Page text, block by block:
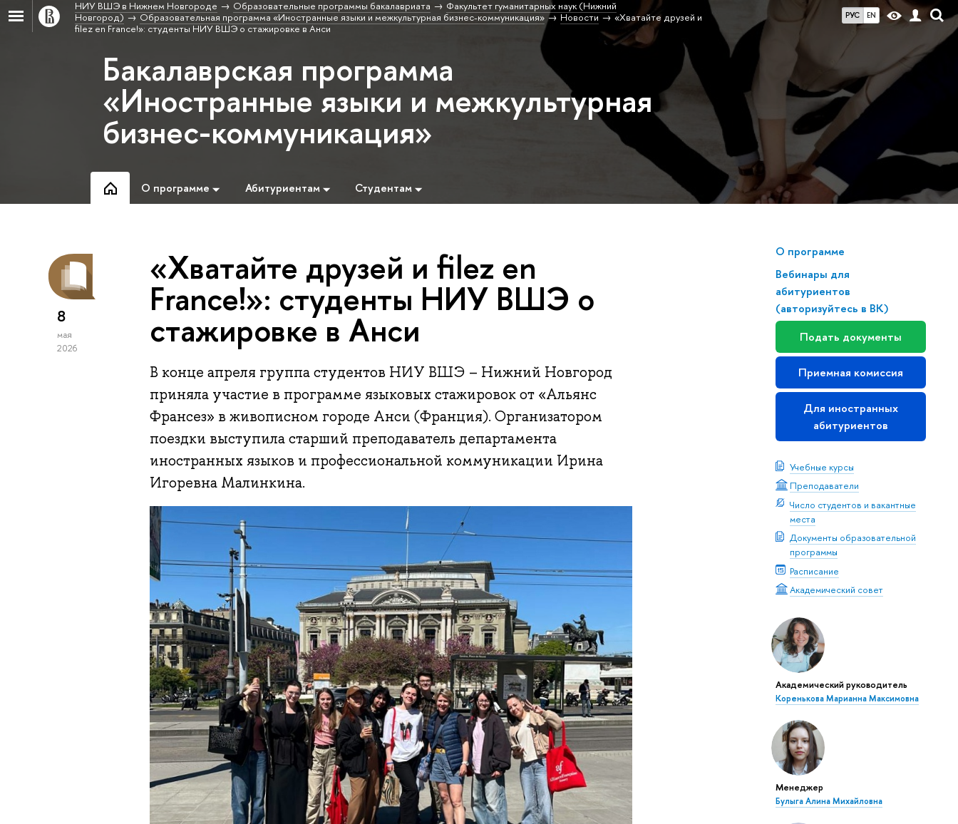
РУС EN
НИУ ВШЭ в Нижнем Новгороде Образовательные программы бакалавриата
Факультет гуманитарных наук (Нижний
Новгород)
Образовательная программа «Иностранные языки и межкультурная бизнес-коммуникация» Новости
«Хватайте друзей и
filez en France!»: студенты НИУ ВШЭ о стажировке в Анси
Бакалаврская программа
«Иностранные языки и межкультурная
бизнес-коммуникация»
О программе Абитуриентам Студентам
О программе
Вебинары для
абитуриентов
(авторизуйтесь в ВК)
Подать документы
Приемная комиссия
Для иностранных
абитуриентов
Учебные курсы
Преподаватели
Число студентов и вакантные
места
Документы образовательной
программы
Расписание
Академический совет
Академический руководитель
Коренькова Марианна Максимовна
Менеджер
Булыга Алина Михайловна
8
мая
2026
«Хватайте друзей и filez en
France!»: студенты НИУ ВШЭ о
стажировке в Анси
В конце апреля группа студентов НИУ ВШЭ – Нижний Новгород
приняла участие в программе языковых стажировок от «Альянс
Франсез» в живописном городе Анси (Франция). Организатором
поездки выступила старший преподаватель департамента
иностранных языков и профессиональной коммуникации Ирина
Игоревна Малинкина.